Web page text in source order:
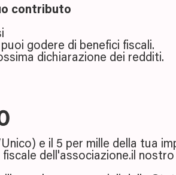
contributo
godere di benefici fiscali.
dichiarazione dei redditi.
e il 5 per mille della tua
dell'associazione.il